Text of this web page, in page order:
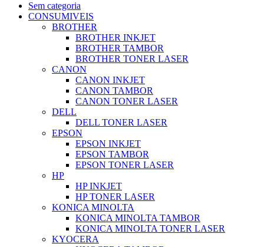
Sem categoria
CONSUMIVEIS
BROTHER
BROTHER INKJET
BROTHER TAMBOR
BROTHER TONER LASER
CANON
CANON INKJET
CANON TAMBOR
CANON TONER LASER
DELL
DELL TONER LASER
EPSON
EPSON INKJET
EPSON TAMBOR
EPSON TONER LASER
HP
HP INKJET
HP TONER LASER
KONICA MINOLTA
KONICA MINOLTA TAMBOR
KONICA MINOLTA TONER LASER
KYOCERA